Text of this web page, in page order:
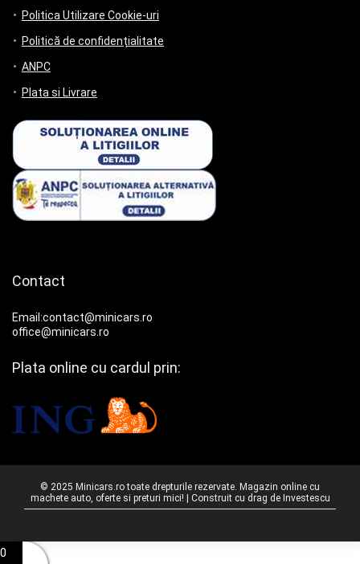
Politica Utilizare Cookie-uri
Politică de confidențialitate
ANPC
Plata si Livrare
Contact
Email:contact@minicars.ro
office@minicars.ro
Plata online cu cardul prin:
© 2025 Minicars.ro toate drepturile rezervate. Magazin online cu
machete auto, oferte si preturi mici! | Construit cu drag de Investescu
0